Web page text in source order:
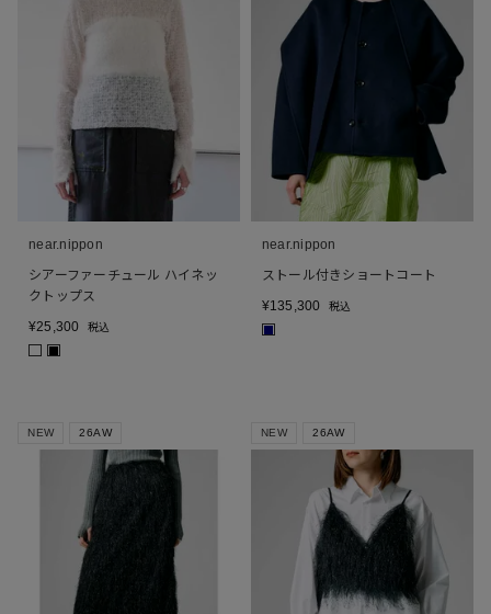
near.nippon
シアーファーチュール ハイネッ
クトップス
¥25,300 税込
■
near.nippon
ストール付きショートコート
¥135,300 税込
■
NEW 26AW NEW 26AW